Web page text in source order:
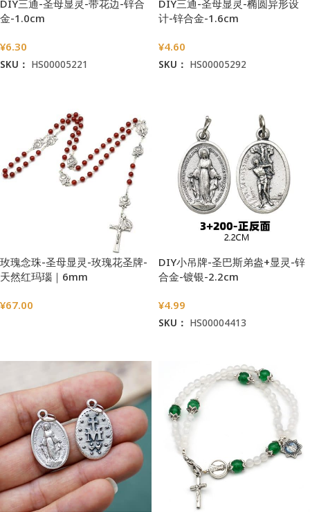
DIY三通-圣母显灵-带花边-锌合
金-1.0cm
¥6.30
SKU： HS00005221
DIY三通-圣母显灵-椭圆异形设
计-锌合金-1.6cm
¥4.60
SKU： HS00005292
玫瑰念珠-圣母显灵-玫瑰花圣牌-
天然红玛瑙｜6mm
¥67.00
DIY小吊牌-圣巴斯弟盎+显灵-锌
合金-镀银-2.2cm
¥4.99
SKU： HS00004413